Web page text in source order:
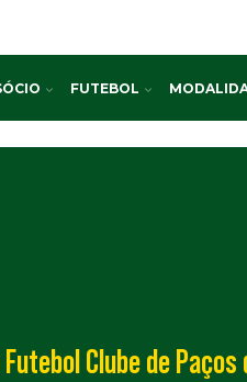
FUTEBOL
Clube de